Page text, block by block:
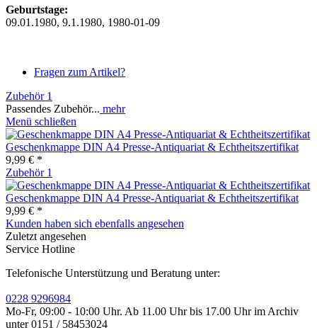
Geburtstage:
09.01.1980, 9.1.1980, 1980-01-09
Fragen zum Artikel?
Zubehör 1
Passendes Zubehör... mehr
Menü schließen
Geschenkmappe DIN A4 Presse-Antiquariat & Echtheitszertifikat
9,99 € *
Zubehör 1
Geschenkmappe DIN A4 Presse-Antiquariat & Echtheitszertifikat
9,99 € *
Kunden haben sich ebenfalls angesehen
Zuletzt angesehen
Service Hotline
Telefonische Unterstützung und Beratung unter:
0228 9296984
Mo-Fr, 09:00 - 10:00 Uhr. Ab 11.00 Uhr bis 17.00 Uhr im Archiv
unter 0151 / 58453024